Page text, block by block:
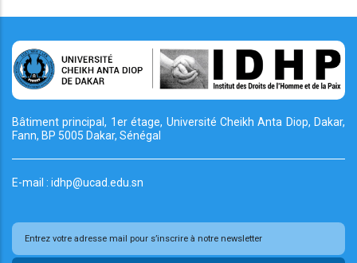
Bâtiment principal, 1er étage, Université CheikhAnta Diop, Dakar,
Fann, BP 5005 Dakar, Sénégal
E-mail : idhp@ucad.edu.sn